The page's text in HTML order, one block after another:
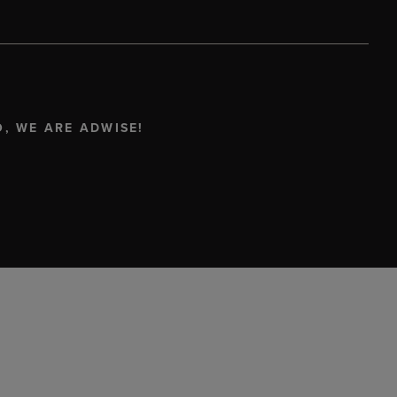
WE ARE ADWISE!